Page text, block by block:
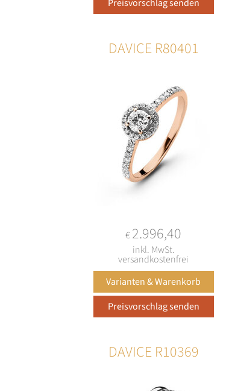
DAVICE R80401
€2.996,40
inkl. MwSt.
versandkostenfrei
DAVICE R10369